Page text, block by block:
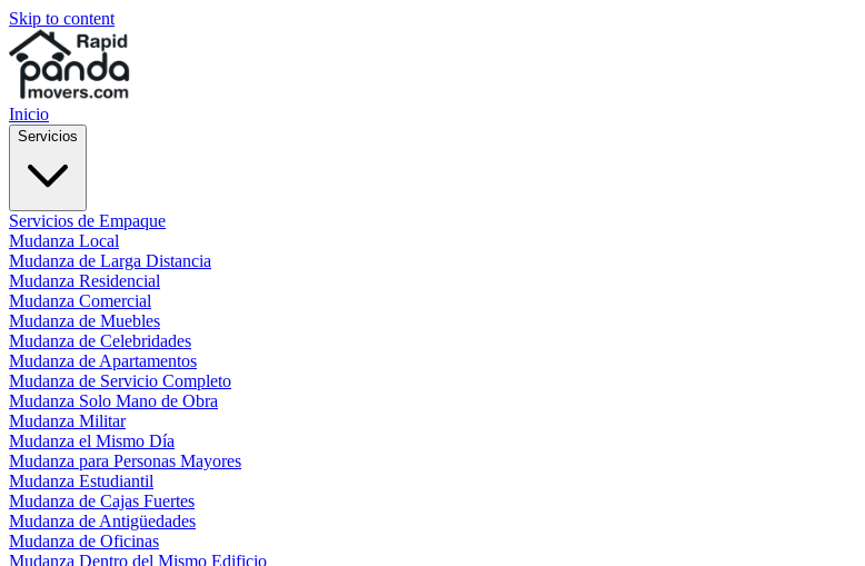
Skip to content
Inicio
Servicios
Servicios de Empaque
Mudanza Local
Mudanza de Larga Distancia
Mudanza Residencial
Mudanza Comercial
Mudanza de Muebles
Mudanza de Celebridades
Mudanza de Apartamentos
Mudanza de Servicio Completo
Mudanza Solo Mano de Obra
Mudanza Militar
Mudanza el Mismo Día
Mudanza para Personas Mayores
Mudanza Estudiantil
Mudanza de Cajas Fuertes
Mudanza de Antigüedades
Mudanza de Oficinas
Mudanza Dentro del Mismo Edificio